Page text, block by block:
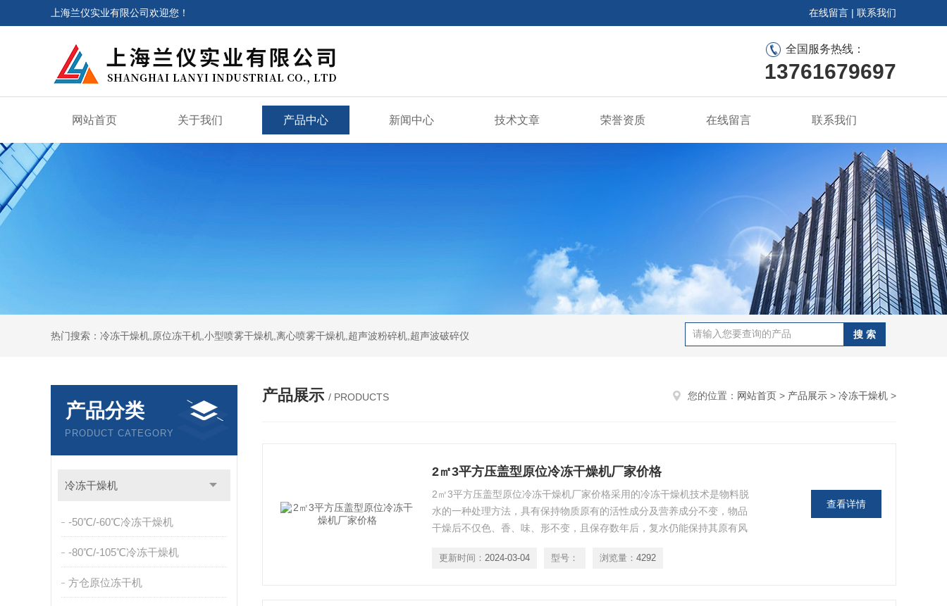
上海兰仪实业有限公司欢迎您！ 在线留言 | 联系我们
全国服务热线：
13761679697
网站首页 关于我们 产品中心 新闻中心 技术文章 荣誉资质 在线留言 联系我们
热门搜索：冷冻干燥机,原位冻干机,小型喷雾干燥机,离心喷雾干燥机,超声波粉碎机,超声波破碎仪
产品分类
PRODUCT CATEGORY
冷冻干燥机
-50℃/-60℃冷冻干燥机
-80℃/-105℃冷冻干燥机
方仓原位冻干机
产品展示 / PRODUCTS 您的位置： 网站首页 > 产品展示 > 冷冻干燥机 >
2㎡3平方压盖型原位冷冻干燥机厂家价格
2㎡3平方压盖型原位冷冻干燥机厂家价格采用的冷冻干燥机技术是物料脱
水的一种处理方法，具有保持物质原有的活性成分及营养成分不变，物品
干燥后不仅色、香、味、形不变，且保存数年后，复水仍能保持其原有风
特色食品等行业。适用于原料药，中药饮片，生物，野生蔬菜，脱水蔬
更新时间： 2024-03-04 型号： 浏览量： 4292
查看详情